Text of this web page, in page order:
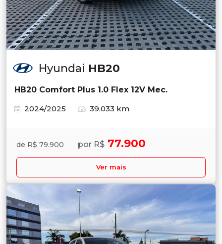
Hyundai HB20
HB20 Comfort Plus 1.0 Flex 12V Mec.
2024/2025
39.033 km
de R$ 79.900 por R$ 77.900
Ver mais